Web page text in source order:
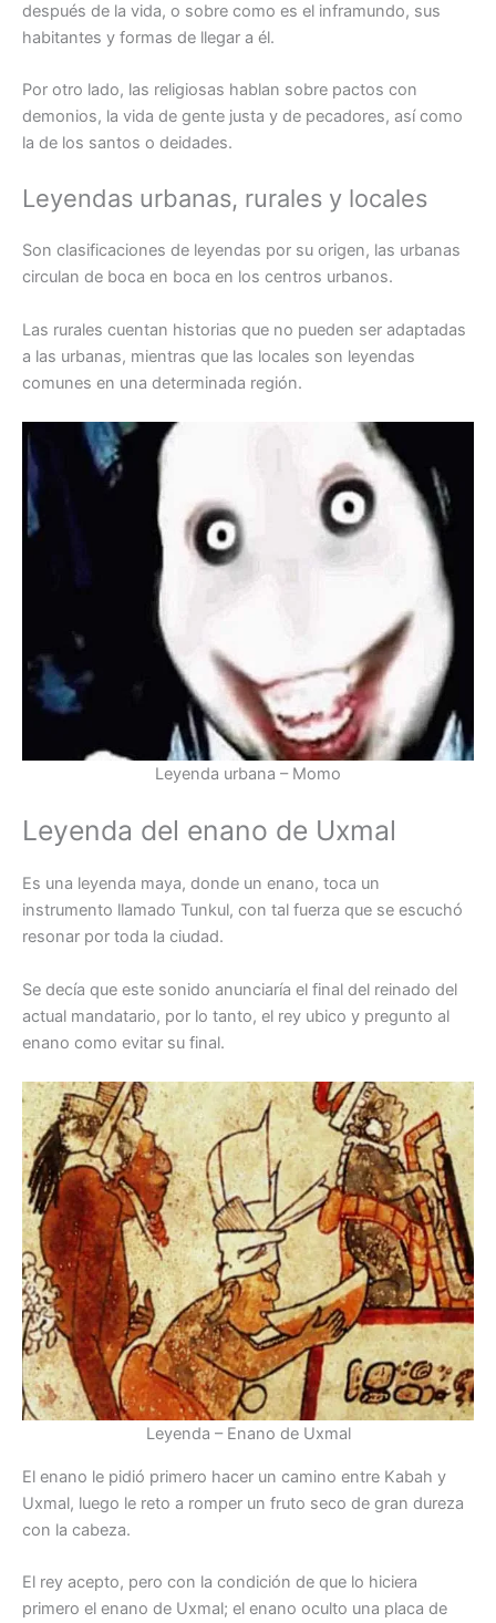
después de la vida, o sobre como es el inframundo, sus
habitantes y formas de llegar a él.
Por otro lado, las religiosas hablan sobre pactos con
demonios, la vida de gente justa y de pecadores, así como
la de los santos o deidades.
Leyendas urbanas, rurales y locales
Son clasificaciones de leyendas por su origen, las urbanas
circulan de boca en boca en los centros urbanos.
Las rurales cuentan historias que no pueden ser adaptadas
a las urbanas, mientras que las locales son leyendas
comunes en una determinada región.
Leyenda urbana – Momo
Leyenda del enano de Uxmal
Es una leyenda maya, donde un enano, toca un
instrumento llamado Tunkul, con tal fuerza que se escuchó
resonar por toda la ciudad.
Se decía que este sonido anunciaría el final del reinado del
actual mandatario, por lo tanto, el rey ubico y pregunto al
enano como evitar su final.
Leyenda – Enano de Uxmal
El enano le pidió primero hacer un camino entre Kabah y
Uxmal, luego le reto a romper un fruto seco de gran dureza
con la cabeza.
El rey acepto, pero con la condición de que lo hiciera
primero el enano de Uxmal; el enano oculto una placa de